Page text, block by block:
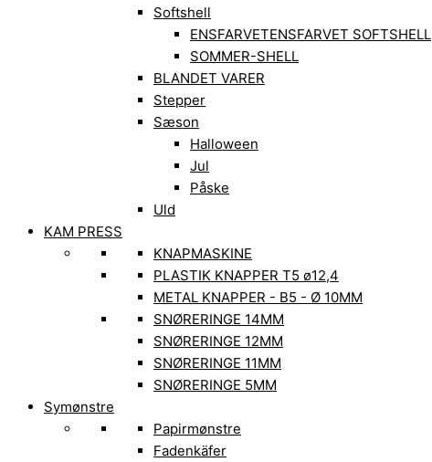
Softshell
ENSFARVETENSFARVET SOFTSHELL
SOMMER-SHELL
BLANDET VARER
Stepper
Sæson
Halloween
Jul
Påske
Uld
KAM PRESS
KNAPMASKINE
PLASTIK KNAPPER T5 ø12,4
METAL KNAPPER - B5 - Ø 10MM
SNØRERINGE 14MM
SNØRERINGE 12MM
SNØRERINGE 11MM
SNØRERINGE 5MM
Symønstre
Papirmønstre
Fadenkäfer